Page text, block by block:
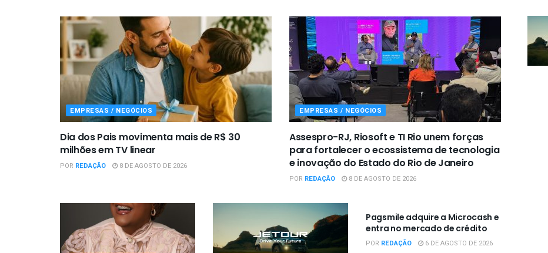
EMPRESAS / NEGÓCIOS
Dia dos Pais movimenta mais de R$ 30
milhões em TV linear
POR REDAÇÃO 8 DE AGOSTO DE 2026
EMPRESAS / NEGÓCIOS
Assespro-RJ, Riosoft e TI Rio unem forças
para fortalecer o ecossistema de tecnologia
e inovação do Estado do Rio de Janeiro
POR REDAÇÃO 8 DE AGOSTO DE 2026
Pagsmile adquire a Microcash e
entra no mercado de crédito
POR REDAÇÃO 6 DE AGOSTO DE 2026